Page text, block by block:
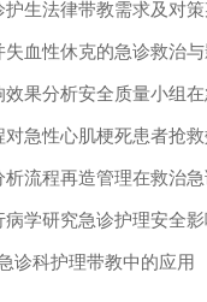
生法律带教需求及对
血性休克的急诊救治
果分析安全质量小组
急性心肌梗死患者抢
流程再造管理在救治
学研究急诊护理安全
诊科护理带教中的应用